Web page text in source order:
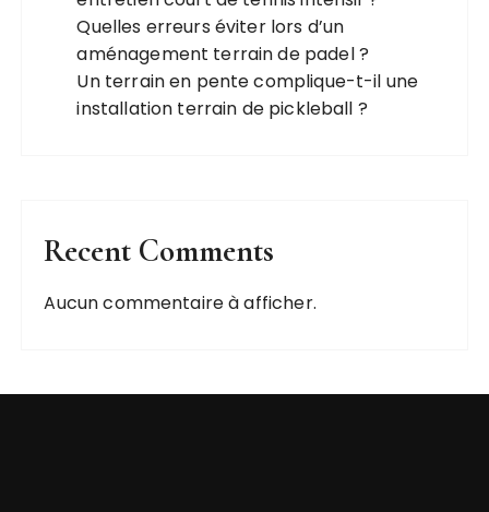
Quelles erreurs éviter lors d’un
aménagement terrain de padel ?
Un terrain en pente complique-t-il une
installation terrain de pickleball ?
Recent Comments
Aucun commentaire à afficher.